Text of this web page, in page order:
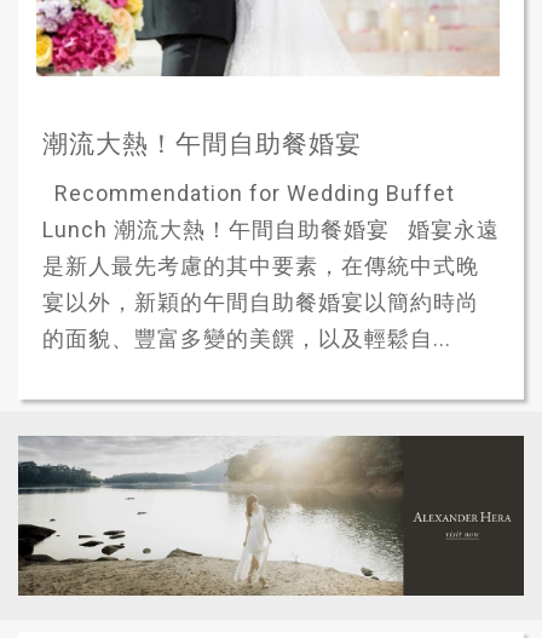
潮流大熱！午間自助餐婚宴
Recommendation for Wedding Buffet
Lunch 潮流大熱！午間自助餐婚宴 婚宴永遠
是新人最先考慮的其中要素，在傳統中式晚
宴以外，新穎的午間自助餐婚宴以簡約時尚
的面貌、豐富多變的美饌，以及輕鬆自...